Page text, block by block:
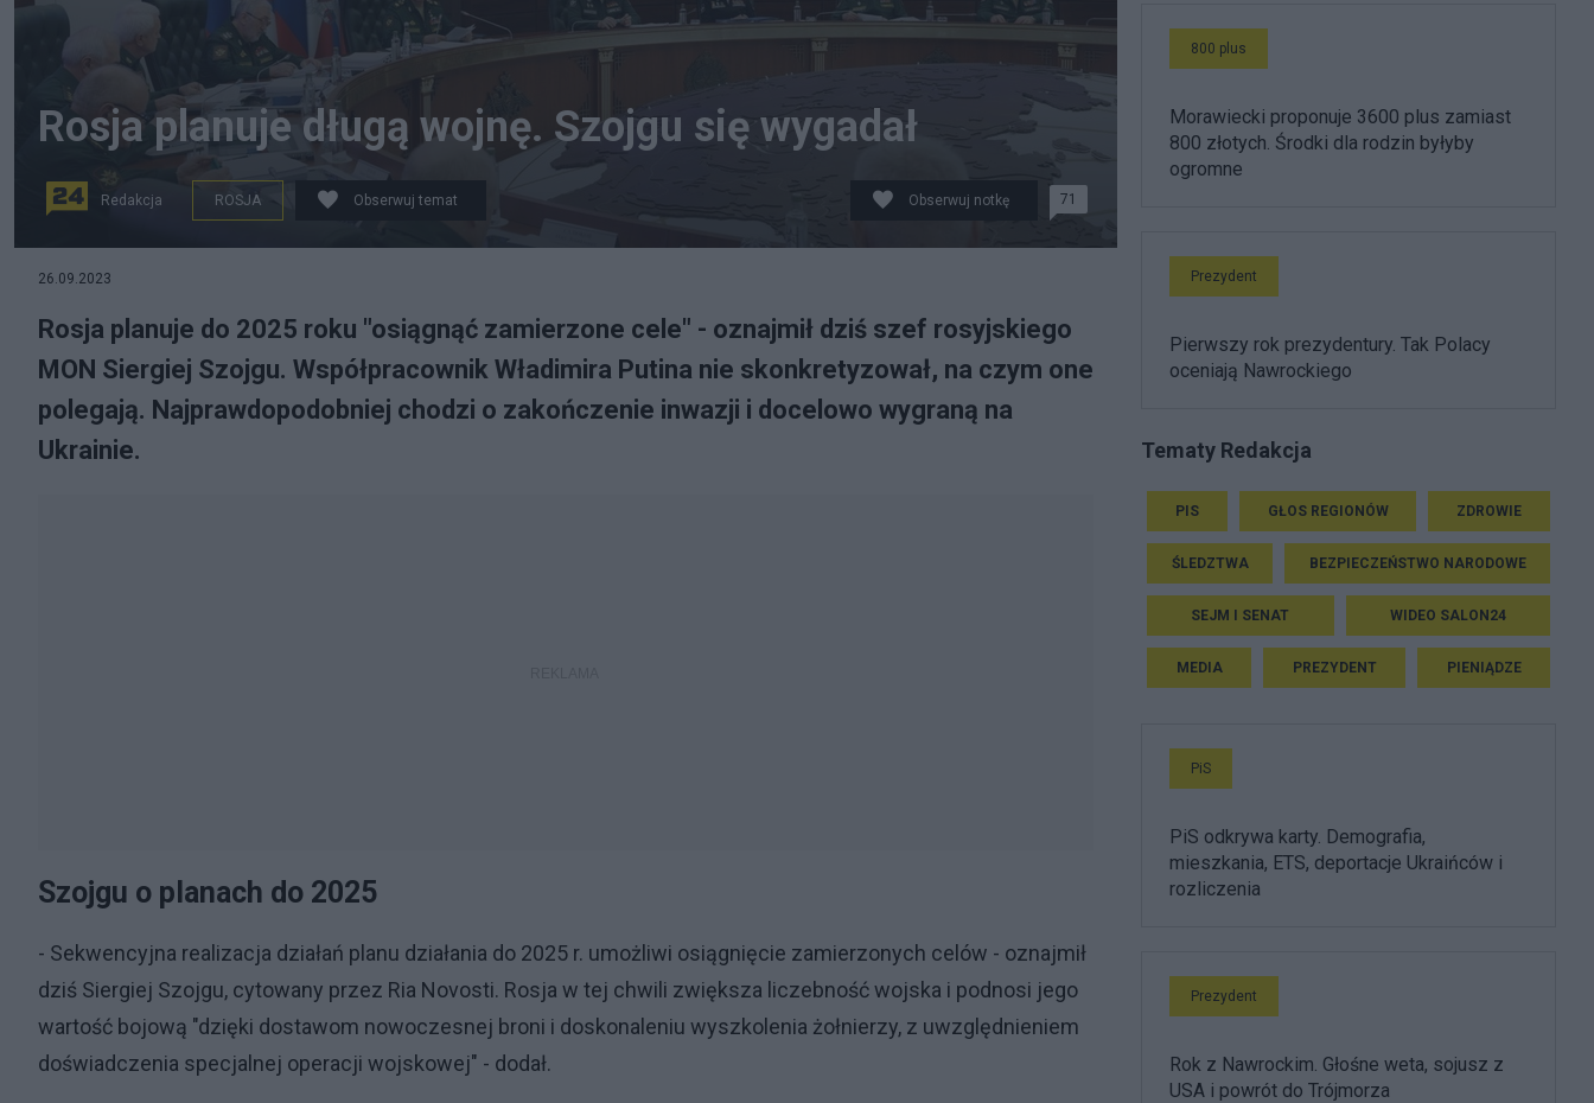
Rosja planuje długą wojnę. Szojgu się wygadał
Redakcja ROSJA Obserwuj temat Obserwuj notkę 71
26.09.2023
Rosja planuje do 2025 roku "osiągnąć zamierzone cele" - oznajmił dziś szef rosyjskiego
MON Siergiej Szojgu. Współpracownik Władimira Putina nie skonkretyzował, na czym one
polegają. Najprawdopodobniej chodzi o zakończenie inwazji i docelowo wygraną na
Ukrainie.
Szojgu o planach do 2025
- Sekwencyjna realizacja działań planu działania do 2025 r. umożliwi osiągnięcie zamierzonych celów - oznajmił
dziś Siergiej Szojgu, cytowany przez Ria Novosti. Rosja w tej chwili zwiększa liczebność wojska i podnosi jego
wartość bojową "dzięki dostawom nowoczesnej broni i doskonaleniu wyszkolenia żołnierzy, z uwzględnieniem
doświadczenia specjalnej operacji wojskowej" - dodał.
800 plus
Morawiecki proponuje 3600 plus zamiast
800 złotych. Środki dla rodzin byłyby
ogromne
Prezydent
Pierwszy rok prezydentury. Tak Polacy
oceniają Nawrockiego
Tematy Redakcja
PIS GŁOS REGIONÓW ZDROWIE
ŚLEDZTWA BEZPIECZEŃSTWO NARODOWE
SEJM I SENAT WIDEO SALON24
MEDIA PREZYDENT PIENIĄDZE
PiS
PiS odkrywa karty. Demografia,
mieszkania, ETS, deportacje Ukraińców i
rozliczenia
Prezydent
Rok z Nawrockim. Głośne weta, sojusz z
USA i powrót do Trójmorza